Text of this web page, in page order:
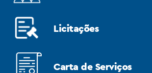
Licitações
Carta de Serviços